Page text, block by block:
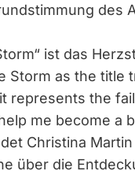
des
ist das
Storm as the title
represents the
me become a
Christina
über die